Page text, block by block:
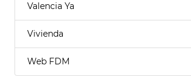
Valencia Ya
Vivienda
Web FDM